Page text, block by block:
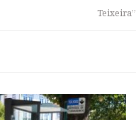
Teixeira”